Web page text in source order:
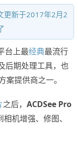
更新于2017年2月2
台上最经典最流行
后期处理工具，也
案提供商之一。
之后， ACDSee Pro
机增强、修图、